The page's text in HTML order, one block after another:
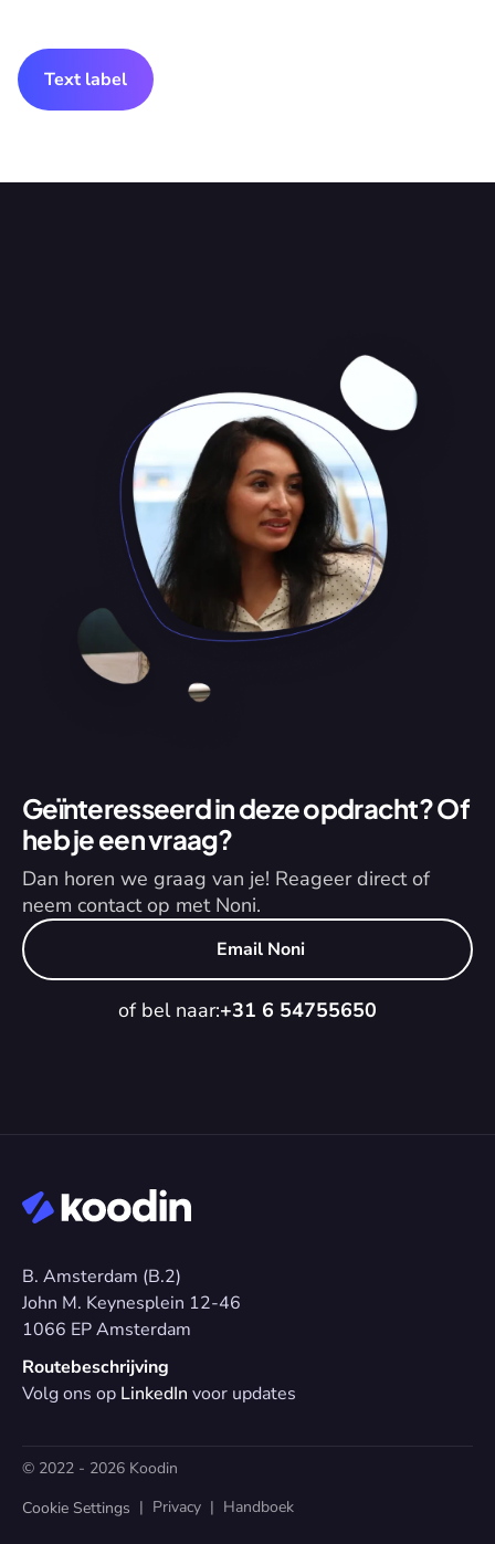
Text label
Geïnteresseerd in deze opdracht? Of
heb je een vraag?
Dan horen we graag van je! Reageer direct of
neem contact op met Noni.
Email Noni
of bel naar:+31 6 54755650
B. Amsterdam (B.2)
John M. Keynesplein 12-46
1066 EP Amsterdam
Routebeschrijving
Volg ons op LinkedIn voor updates
© 2022 - 2026 Koodin
Cookie Settings
  |
Privacy
  |
Handboek